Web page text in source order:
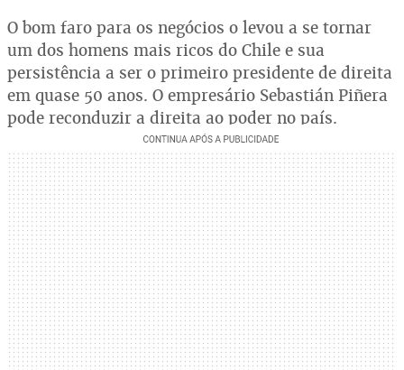
O bom faro para os negócios o levou a se tornar
um dos homens mais ricos do Chile e sua
persistência a ser o primeiro presidente de direita
em quase 50 anos. O empresário Sebastián Piñera
pode reconduzir a direita ao poder no país.